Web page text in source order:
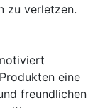
zu verletzen.
eine
freundlichen